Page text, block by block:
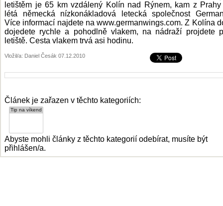
letištěm je 65 km vzdálený Kolín nad Rýnem, kam z
létá německá nízkonákladová letecká společnost
Více informací najdete na www.germanwings.com. Z Kolína
dojedete rychle a pohodlně vlakem, na nádraží projdete
letiště. Cesta vlakem trvá asi hodinu.
Vložil/a: Daniel Česák 07.12.2010
Článek je zařazen v těchto kategoriích:
Abyste mohli články z těchto kategorií odebírat, musíte být
přihlášen/a.